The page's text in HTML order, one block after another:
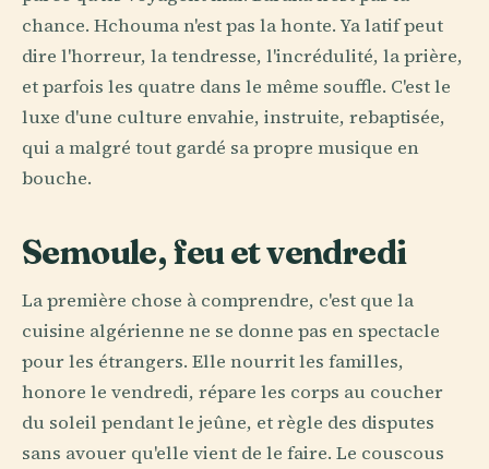
chance. Hchouma n'est pas la honte. Ya latif peut
dire l'horreur, la tendresse, l'incrédulité, la prière,
et parfois les quatre dans le même souffle. C'est le
luxe d'une culture envahie, instruite, rebaptisée,
qui a malgré tout gardé sa propre musique en
bouche.
Semoule, feu et vendredi
La première chose à comprendre, c'est que la
cuisine algérienne ne se donne pas en spectacle
pour les étrangers. Elle nourrit les familles,
honore le vendredi, répare les corps au coucher
du soleil pendant le jeûne, et règle des disputes
sans avouer qu'elle vient de le faire. Le couscous